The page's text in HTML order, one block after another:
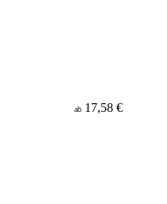
ab 17,58 €